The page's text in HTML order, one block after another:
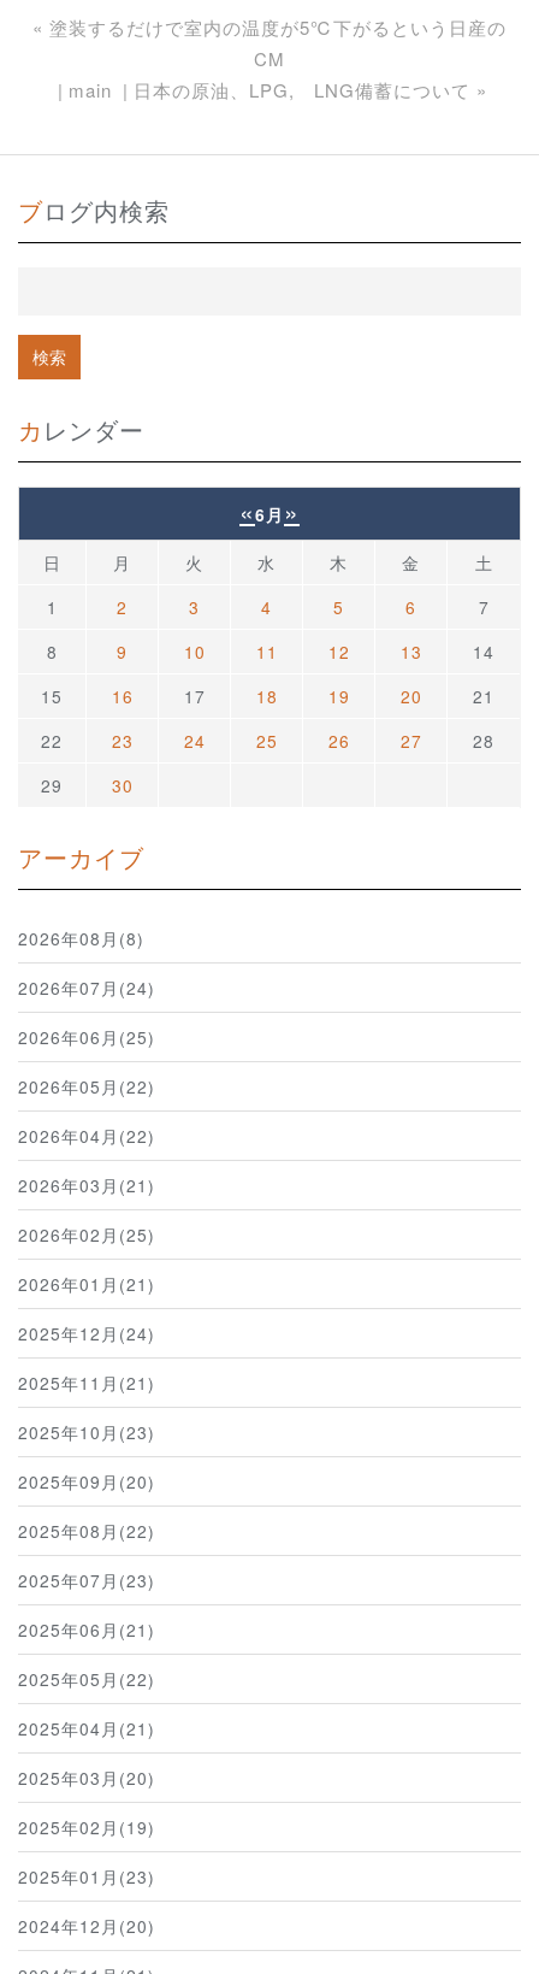
« 塗装するだけで室内の温度が5℃下がるという日産の
CM
main
日本の原油、LPG, LNG備蓄について »
ブログ内検索
カレンダー
«6月 »
日 月 火 水 木 金
土
1
2 3 4 5 6
7
8
9 10 11 12 13
14
15
16 17 18 19 20
21
22
23 24 25 26 27
28
29
30
アーカイブ
2026年08月(8)
2026年07月(24)
2026年06月(25)
2026年05月(22)
2026年04月(22)
2026年03月(21)
2026年02月(25)
2026年01月(21)
2025年12月(24)
2025年11月(21)
2025年10月(23)
2025年09月(20)
2025年08月(22)
2025年07月(23)
2025年06月(21)
2025年05月(22)
2025年04月(21)
2025年03月(20)
2025年02月(19)
2025年01月(23)
2024年12月(20)